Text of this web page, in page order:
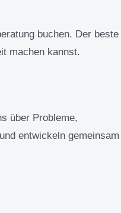
buchen. Der beste
machen kannst.
über Probleme,
entwickeln gemeinsam